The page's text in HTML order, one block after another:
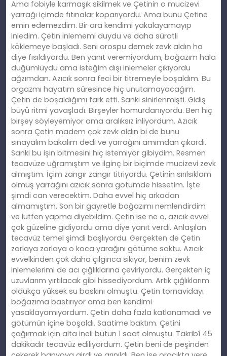
Ama fobiyle karmaşık sikilmek ve Çetinin o mucizevi
yarrağı içimde fıtınalar koparıyordu. Ama bunu Çetine
emin edemezdim. Bir ara kendimi yakalayamayıp
inledim. Çetin inlememi duydu ve daha süratli
köklemeye başladı. Seni orospu demek zevk aldın ha
diye fısıldıyordu. Ben yanıt veremiyordum, boğazım hala
düğümlüydü ama isteğim dışı inlemeler çıkıyordu
ağzımdan. Azıcık sonra feci bir titremeyle boşaldım. Bu
orgazmı hayatım süresince hiç unutamayacağım.
Çetin de boşaldığımı fark etti. Sanki sinirlenmişti. Gidiş
büyü ritmi yavaşladı. Birşeyler homurdanıyordu. Ben hiç
birşey söyleyemiyor ama aralıksız inliyordum. Azıcık
sonra Çetin madem çok zevk aldın bi de bunu
sınayalım bakalım dedi ve yarrağını amımdan çıkardı.
Sanki bu işin bitmesini hiç istemiyor gibiydim. Resmen
tecavüze uğramıştım ve ilginç bir biçimde mucizevi zevk
almıştım. İçim zangır zangır titriyordu. Çetinin sırılsıklam
olmuş yarrağını azıcık sonra götümde hissetim. İşte
şimdi can verecektim. Daha evvel hiç arkadan
almamıştım. Son bir gayretle boğazımı nemlendirdim
ve lütfen yapma diyebildim. Çetin ise ne o, azıcık evvel
çok güzeline gidiyordu ama diye yanıt verdi. Anlaşılan
tecavüz temel şimdi başlıyordu. Gerçekten de Çetin
zorlaya zorlaya o koca yarağını götüme soktu. Azıcık
evvelkinden çok daha çılgınca sikiyor, benim zevk
inlemelerimi de acı çığlıklarına çeviriyordu. Gerçekten iç
uzuvlarım yırtılacak gibi hissediyordum. Artık çığlıklarım
oldukça yüksek su baskını olmuştu. Çetin tornavidayı
boğazıma bastırıyor ama ben kendimi
yasaklayamıyordum. Çetin daha fazla katlanamadı ve
götümün içine boşaldı. Saatime baktım. Çetini
çağırmak için alta ineli bütün 1 saat olmuştu. Takribî 45
dakikadır tecavüz ediliyordum. Çetin beni de peşinden